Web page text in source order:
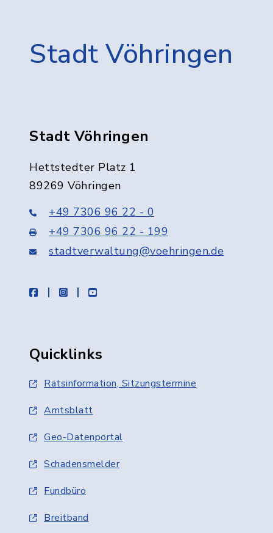
Stadt Vöhringen
Stadt Vöhringen
Hettstedter Platz 1
89269 Vöhringen
+49 7306 96 22 - 0
+49 7306 96 22 - 199
stadtverwaltung@voehringen.de
facebookinstagramyoutube
Quicklinks
Ratsinformation, Sitzungstermine
Amtsblatt
Geo-Datenportal
Schadensmelder
Fundbüro
Breitband